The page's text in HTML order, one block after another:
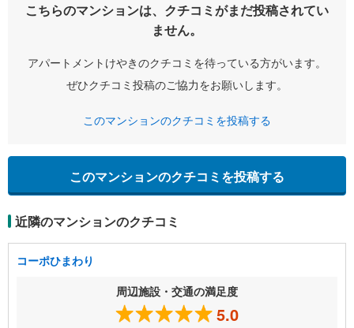
こちらのマンションは、クチコミがまだ投稿されてい
ません。
アパートメントけやきのクチコミを待っている方がいます。
ぜひクチコミ投稿のご協力をお願いします。
このマンションのクチコミを投稿する
このマンションのクチコミを投稿する
近隣のマンションのクチコミ
コーポひまわり
周辺施設・交通の満足度
5.0